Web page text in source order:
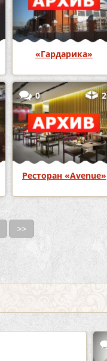
«Гардарика»
0 2
Ресторан «Avenue»
>>